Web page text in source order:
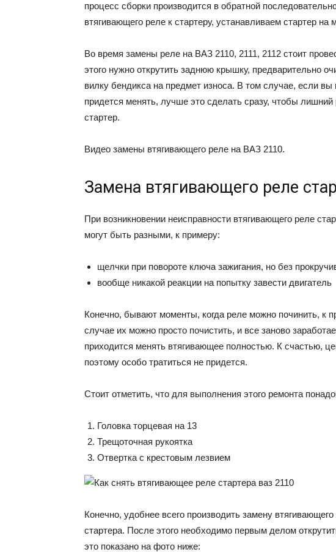
процесс сборки производится в обратной
втягивающего реле к стартеру, устанавливаем стартер
Во время замены реле на ВАЗ 2110, 2111, 2112 стоит
этого нужно открутить заднюю крышку, предварительно
вилку бендикса на предмет износа. В том случае, если вы
придется менять, лучше это сделать сразу, чтобы
стартер.
Видео замены втягивающего реле на ВАЗ 2110.
Замена втягивающего реле
При возникновении неисправности втягивающего реле
могут быть разными, к примеру:
щелчки при повороте ключа зажигания, но без
вообще никакой реакции на попытку завести двигатель
Конечно, бывают моменты, когда реле можно починить, к
случае их можно просто почистить, и все заново
приходится менять втягивающее полностью. К счастью,
поэтому особо тратиться не придется.
Стоит отметить, что для выполнения этого ремонта
Головка торцевая на 13
Трещоточная рукоятка
Отвертка с крестовым лезвием
Конечно, удобнее всего производить замену
стартера. После этого необходимо первым делом
это показано на фото ниже: